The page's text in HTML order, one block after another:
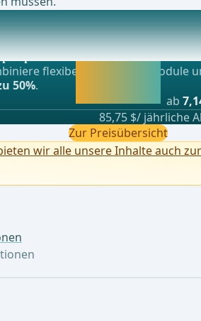
eine unzureichende
Angebot
- Sparflex
flexibel unsere Lernmodule
50%.
ab
85,75 $/ jährliche
Zur Preisübersicht
wir alle unsere Inhalte auch